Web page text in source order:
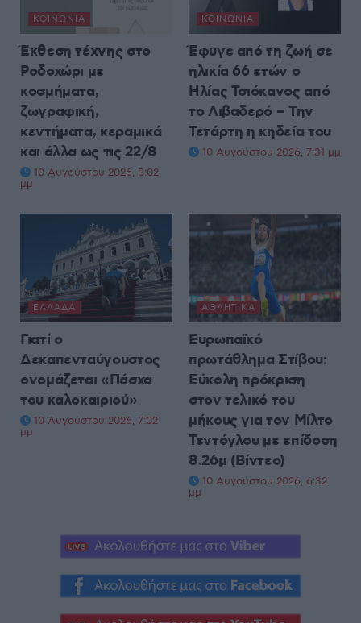
ΚΟΙΝΩΝΊΑ
Έκθεση τέχνης στο
Ροδοχώρι με
κοσμήματα,
ζωγραφική,
κεντήματα, κεραμικά
και άλλα ως τις 22/8
10 Αυγούστου 2026, 8:02
μμ
ΚΟΙΝΩΝΊΑ
Έφυγε από τη ζωή σε
ηλικία 66 ετών ο
Ηλίας Τσιόκανος από
το Λιβαδερό – Την
Τετάρτη η κηδεία του
10 Αυγούστου 2026, 7:31 μμ
ΕΛΛΆΔΑ
Γιατί ο
Δεκαπενταύγουστος
ονομάζεται «Πάσχα
του καλοκαιριού»
10 Αυγούστου 2026, 7:02
μμ
ΑΘΛΗΤΙΚΆ
Ευρωπαϊκό
πρωτάθλημα Στίβου:
Εύκολη πρόκριση
στον τελικό του
μήκους για τον Μίλτο
Τεντόγλου με επίδοση
8.26μ (Βίντεο)
10 Αυγούστου 2026, 6:32
μμ